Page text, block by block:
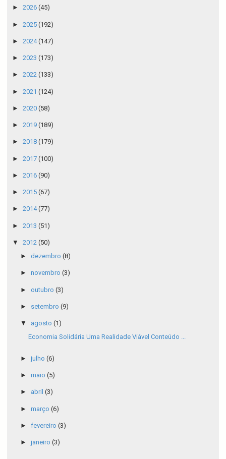
► 2026 (45)
► 2025 (192)
► 2024(147)
► 2023 (173)
► 2022 (133)
► 2021 (124)
► 2020 (58)
► 2019 (189)
► 2018 (179)
► 2017 (100)
► 2016 (90)
► 2015 (67)
► 2014(77)
► 2013 (51)
▼ 2012 (50)
► dezembro (8)
► novembro (3)
► outubro (3)
► setembro (9)
▼ agosto (1)
Economia Solidária Uma Realidade Viável Conteúdo ...
► julho (6)
► maio (5)
► abril (3)
► março (6)
► fevereiro (3)
► janeiro (3)